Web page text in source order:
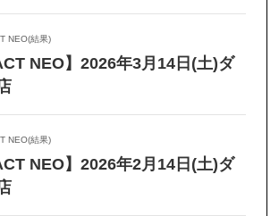
NEO(結果)
NEO】2026年3月14日(土)ダ
NEO(結果)
NEO】2026年2月14日(土)ダ